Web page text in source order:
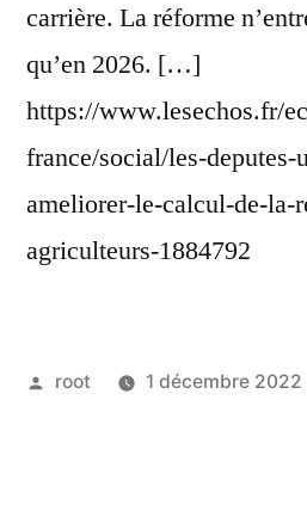
carrière. La réforme
qu’en 2026. […]
https://www.lesechos.fr/
france/social/les-deputes-
ameliorer-le-calcul-de-la-
agriculteurs-1884792
root 1 décembre 2022